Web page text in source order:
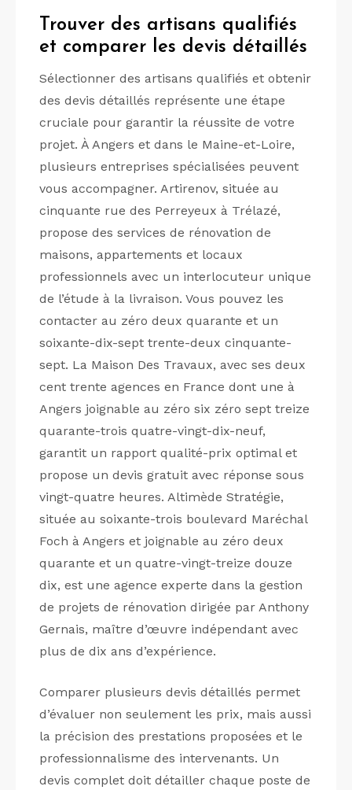
Trouver des artisans qualifiés
et comparer les devis détaillés
Sélectionner des artisans qualifiés et obtenir
des devis détaillés représente une étape
cruciale pour garantir la réussite de votre
projet. À Angers et dans le Maine-et-Loire,
plusieurs entreprises spécialisées peuvent
vous accompagner. Artirenov, située au
cinquante rue des Perreyeux à Trélazé,
propose des services de rénovation de
maisons, appartements et locaux
professionnels avec un interlocuteur unique
de l’étude à la livraison. Vous pouvez les
contacter au zéro deux quarante et un
soixante-dix-sept trente-deux cinquante-
sept. La Maison Des Travaux, avec ses deux
cent trente agences en France dont une à
Angers joignable au zéro six zéro sept treize
quarante-trois quatre-vingt-dix-neuf,
garantit un rapport qualité-prix optimal et
propose un devis gratuit avec réponse sous
vingt-quatre heures. Altimède Stratégie,
située au soixante-trois boulevard Maréchal
Foch à Angers et joignable au zéro deux
quarante et un quatre-vingt-treize douze
dix, est une agence experte dans la gestion
de projets de rénovation dirigée par Anthony
Gernais, maître d’œuvre indépendant avec
plus de dix ans d’expérience.
Comparer plusieurs devis détaillés permet
d’évaluer non seulement les prix, mais aussi
la précision des prestations proposées et le
professionnalisme des intervenants. Un
devis complet doit détailler chaque poste de